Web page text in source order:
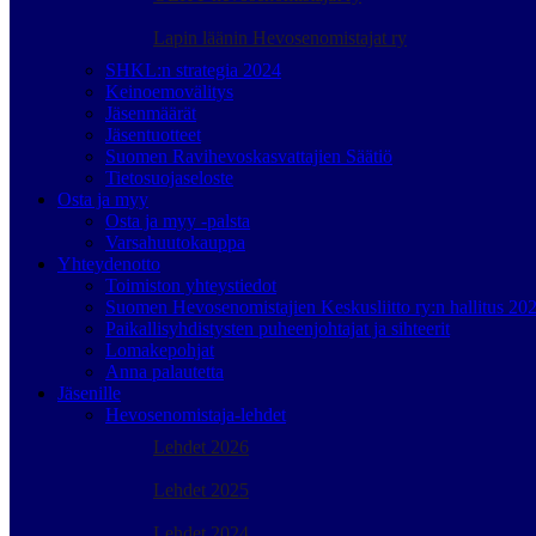
Lapin läänin Hevosenomistajat ry
SHKL:n strategia 2024
Keinoemovälitys
Jäsenmäärät
Jäsentuotteet
Suomen Ravihevoskasvattajien Säätiö
Tietosuojaseloste
Osta ja myy
Osta ja myy -palsta
Varsahuutokauppa
Yhteydenotto
Toimiston yhteystiedot
Suomen Hevosenomistajien Keskusliitto ry:n hallitus
Paikallisyhdistysten puheenjohtajat ja sihteerit
Lomakepohjat
Anna palautetta
Jäsenille
Hevosenomistaja-lehdet
Lehdet 2026
Lehdet 2025